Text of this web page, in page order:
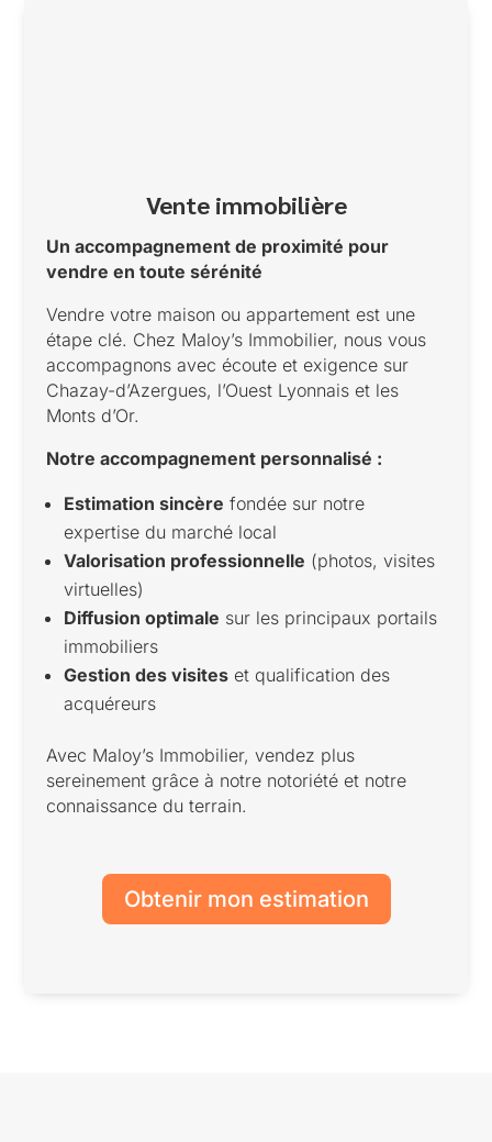
Vente immobilière
Un accompagnement de proximité pour
vendre en toute sérénité
Vendre votre maison ou appartement est une
étape clé. Chez Maloy’s Immobilier, nous vous
accompagnons avec écoute et exigence sur
Chazay-d’Azergues, l’Ouest Lyonnais et les
Monts d’Or.
Notre accompagnement personnalisé :
Estimation sincère fondée sur notre
expertise du marché local
Valorisation professionnelle (photos, visites
virtuelles)
Diffusion optimale sur les principaux portails
immobiliers
Gestion des visites et qualification des
acquéreurs
Avec Maloy’s Immobilier, vendez plus
sereinement grâce à notre notoriété et notre
connaissance du terrain.
Obtenir mon estimation